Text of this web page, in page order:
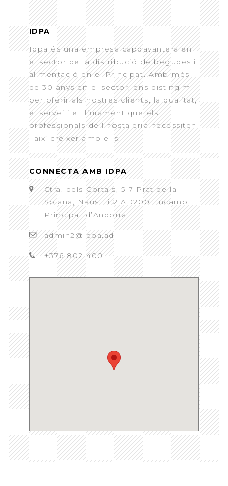
IDPA
Idpa és una empresa capdavantera en
el sector de la distribució de begudes i
alimentació en el Principat. Amb més
de 30 anys en el sector, ens distingim
per oferir als nostres clients, la qualitat,
el servei i el lliurament que els
professionals de l’hostaleria necessiten
i així créixer amb ells.
CONNECTA AMB IDPA
Ctra. dels Cortals, 5-7 Prat de la
Solana, Naus 1 i 2 AD200 Encamp
Principat d’Andorra
admin2@idpa.ad
+376 802 400